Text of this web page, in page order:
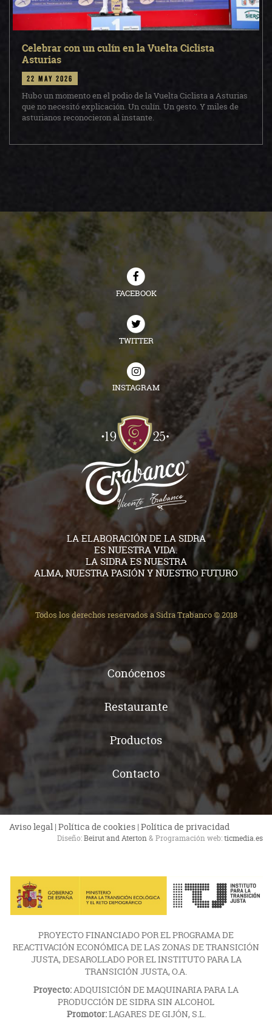
Celebrar con un culín en la Vuelta Ciclista
Asturias
22 may 2026
Hubo un momento en el podio de la Vuelta Ciclista a Asturias
que no necesitó explicación. Un culín. Un gesto. Y miles de
asturianos reconocieron al instante.
FACEBOOK
TWITTER
INSTAGRAM
LA ELABORACIÓN DE LA SIDRA
ES NUESTRA VIDA.
LA SIDRA ES NUESTRA
ALMA, NUESTRA PASIÓN Y NUESTRO FUTURO
Todos los derechos reservados a Sidra Trabanco © 2018
Conócenos
Restaurante
Productos
Contacto
Aviso legal | Política de cookies | Política de privacidad
Diseño:Beirut and Aterton& Programación web:ticmedia.es
PROYECTO FINANCIADO POR EL PROGRAMA DE
REACTIVACIÓN ECONÓMICA DE LAS ZONAS DE TRANSICIÓN
JUSTA, DESAROLLADO POR EL INSTITUTO PARA LA
TRANSICIÓN JUSTA, O.A.
Proyecto:ADQUISICIÓN DE MAQUINARIA PARA LA
PRODUCCIÓN DE SIDRA SIN ALCOHOL
Promotor:LAGARES DE GIJÓN, S.L.